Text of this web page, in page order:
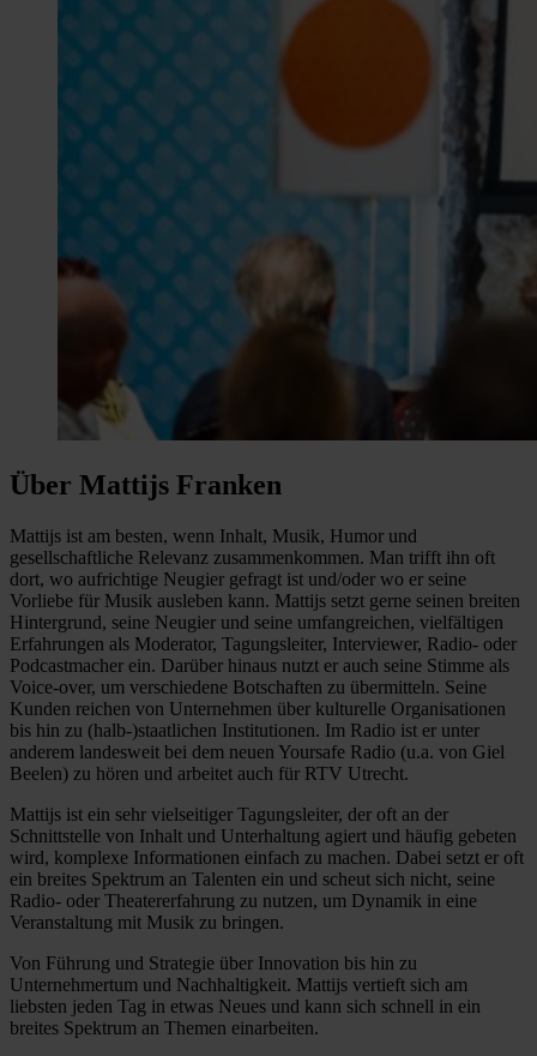
Über Mattijs Franken
Mattijs ist am besten, wenn Inhalt, Musik, Humor und
gesellschaftliche Relevanz zusammenkommen. Man trifft ihn oft
dort, wo aufrichtige Neugier gefragt ist und/oder wo er seine
Vorliebe für Musik ausleben kann. Mattijs setzt gerne seinen breiten
Hintergrund, seine Neugier und seine umfangreichen, vielfältigen
Erfahrungen als Moderator, Tagungsleiter, Interviewer, Radio- oder
Podcastmacher ein. Darüber hinaus nutzt er auch seine Stimme als
Voice-over, um verschiedene Botschaften zu übermitteln. Seine
Kunden reichen von Unternehmen über kulturelle Organisationen
bis hin zu (halb-)staatlichen Institutionen. Im Radio ist er unter
anderem landesweit bei dem neuen Yoursafe Radio (u.a. von Giel
Beelen) zu hören und arbeitet auch für RTV Utrecht.
Mattijs ist ein sehr vielseitiger Tagungsleiter, der oft an der
Schnittstelle von Inhalt und Unterhaltung agiert und häufig gebeten
wird, komplexe Informationen einfach zu machen. Dabei setzt er oft
ein breites Spektrum an Talenten ein und scheut sich nicht, seine
Radio- oder Theatererfahrung zu nutzen, um Dynamik in eine
Veranstaltung mit Musik zu bringen.
Von Führung und Strategie über Innovation bis hin zu
Unternehmertum und Nachhaltigkeit. Mattijs vertieft sich am
liebsten jeden Tag in etwas Neues und kann sich schnell in ein
breites Spektrum an Themen einarbeiten.